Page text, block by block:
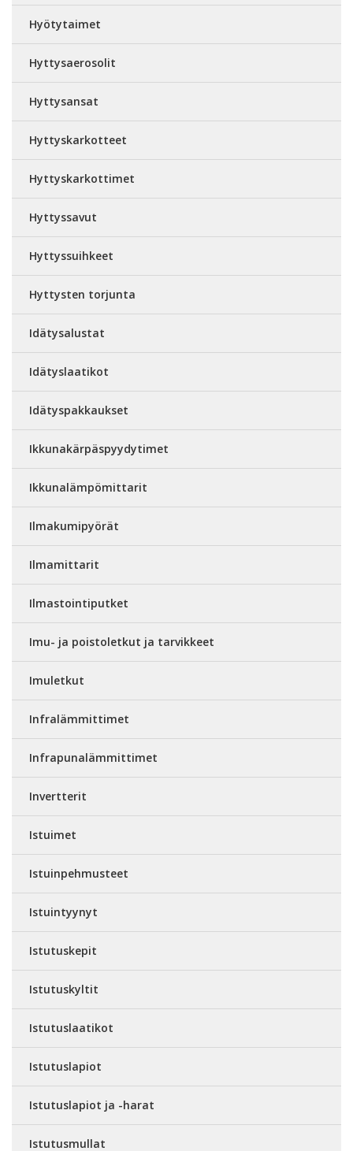
Hyötytaimet
Hyttysaerosolit
Hyttysansat
Hyttyskarkotteet
Hyttyskarkottimet
Hyttyssavut
Hyttyssuihkeet
Hyttysten torjunta
Idätysalustat
Idätyslaatikot
Idätyspakkaukset
Ikkunakärpäspyydytimet
Ikkunalämpömittarit
Ilmakumipyörät
Ilmamittarit
Ilmastointiputket
Imu- ja poistoletkut ja tarvikkeet
Imuletkut
Infralämmittimet
Infrapunalämmittimet
Invertterit
Istuimet
Istuinpehmusteet
Istuintyynyt
Istutuskepit
Istutuskyltit
Istutuslaatikot
Istutuslapiot
Istutuslapiot ja -harat
Istutusmullat